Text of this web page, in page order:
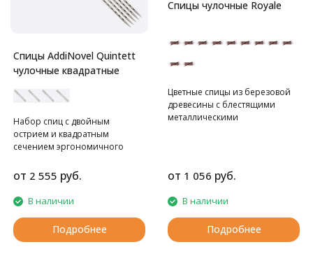
Спицы АddiNovel Quintett
чулочные квадратные
Набор спиц с двойным
острием и квадратным
сечением эргономичного
дизайна обеспечивает ровный
стежок благодаря структуре
Novel, без усилий и судорог.
от 2 555 руб.
В наличии
Подробнее
Спицы чулочные Royale
Цветные спицы из березовой
древесины с блестящими
металлическими
от 1 056 руб.
В наличии
Подробнее